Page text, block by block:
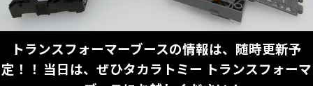
トランスフォーマーブースの情報は、随時更新予
定！！ 当日は、ぜひタカラトミー トランスフォーマ